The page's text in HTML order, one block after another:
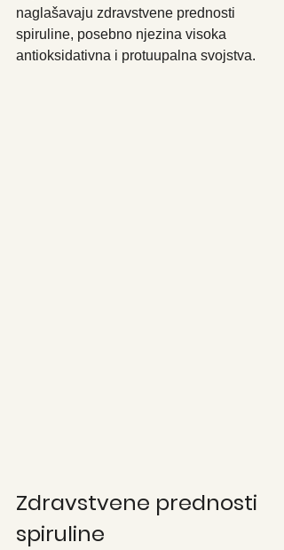
naglašavaju zdravstvene prednosti
spiruline, posebno njezina visoka
antioksidativna i protuupalna svojstva.
Zdravstvene prednosti
spiruline